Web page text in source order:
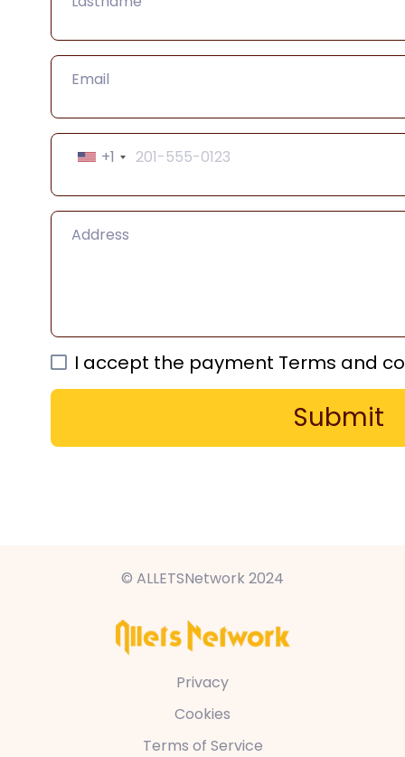
+1
I accept the payment Terms and
Submit
© ALLETSNetwork 2024
Privacy
Cookies
Terms of Service